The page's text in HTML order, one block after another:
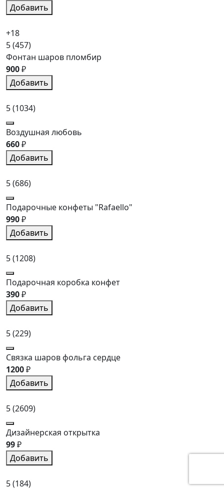
Добавить
+18
5(457)
Фонтан шаров пломбир
900₽
Добавить
5(1034)
Воздушная любовь
660₽
Добавить
5(686)
Подарочные конфеты "Rafaello"
990₽
Добавить
5(1208)
Подарочная коробка конфет
390₽
Добавить
5(229)
Связка шаров фольга сердце
1200₽
Добавить
5(2609)
Дизайнерская открытка
99₽
Добавить
5(184)